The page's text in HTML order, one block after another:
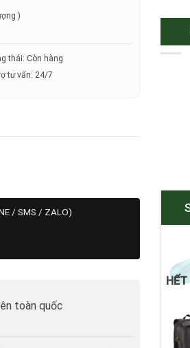
)
thái: Còn hàng
tư vấn: 24/7
/ SMS / ZALO)
toàn quốc
HẾT